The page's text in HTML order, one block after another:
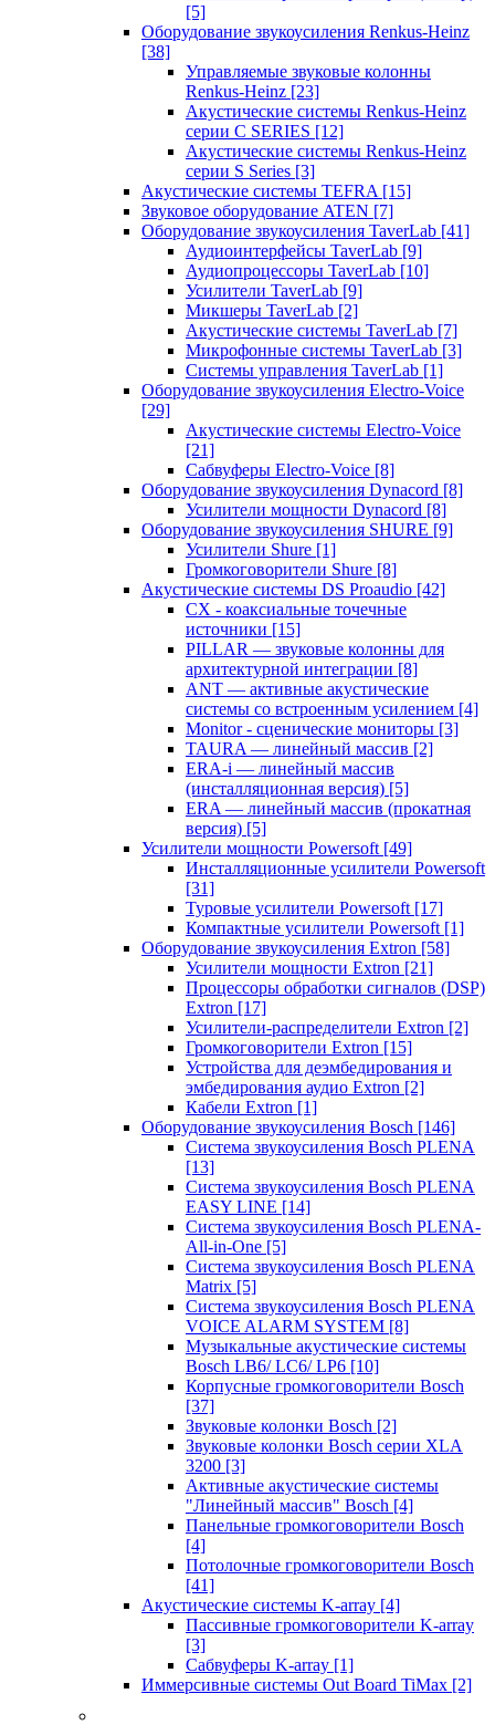
[5]
Оборудование звукоусиления Renkus-Heinz
[38]
Управляемые звуковые колонны
Renkus-Heinz [23]
Акустические системы Renkus-Heinz
серии C SERIES [12]
Акустические системы Renkus-Heinz
серии S Series [3]
Акустические системы TEFRA [15]
Звуковое оборудование ATEN [7]
Оборудование звукоусиления TaverLab [41]
Аудиоинтерфейсы TaverLab [9]
Аудиопроцессоры TaverLab [10]
Усилители TaverLab [9]
Микшеры TaverLab [2]
Акустические системы TaverLab [7]
Микрофонные системы TaverLab [3]
Системы управления TaverLab [1]
Оборудование звукоусиления Electro-Voice
[29]
Акустические системы Electro-Voice
[21]
Сабвуферы Electro-Voice [8]
Оборудование звукоусиления Dynacord [8]
Усилители мощности Dynacord [8]
Оборудование звукоусиления SHURE [9]
Усилители Shure [1]
Громкоговорители Shure [8]
Акустические системы DS Proaudio [42]
CX - коаксиальные точечные
источники [15]
PILLAR — звуковые колонны для
архитектурной интеграции [8]
ANT — активные акустические
системы со встроенным усилением [4]
Monitor - сценические мониторы [3]
TAURA — линейный массив [2]
ERA-i — линейный массив
(инсталляционная версия) [5]
ERA — линейный массив (прокатная
версия) [5]
Усилители мощности Powersoft [49]
Инсталляционные усилители Powersoft
[31]
Туровые усилители Powersoft [17]
Компактные усилители Powersoft [1]
Оборудование звукоусиления Extron [58]
Усилители мощности Extron [21]
Процессоры обработки сигналов (DSP)
Extron [17]
Усилители-распределители Extron [2]
Громкоговорители Extron [15]
Устройства для деэмбедирования и
эмбедирования аудио Extron [2]
Кабели Extron [1]
Оборудование звукоусиления Bosch [146]
Система звукоусиления Bosch PLENA
[13]
Система звукоусиления Bosch PLENA
EASY LINE [14]
Система звукоусиления Bosch PLENA-
All-in-One [5]
Система звукоусиления Bosch PLENA
Matrix [5]
Система звукоусиления Bosch PLENA
VOICE ALARM SYSTEM [8]
Музыкальные акустические системы
Bosch LB6/ LC6/ LP6 [10]
Корпусные громкоговорители Bosch
[37]
Звуковые колонки Bosch [2]
Звуковые колонки Bosch серии XLA
3200 [3]
Активные акустические системы
"Линейный массив" Bosch [4]
Панельные громкоговорители Bosch
[4]
Потолочные громкоговорители Bosch
[41]
Акустические системы K-array [4]
Пассивные громкоговорители K-array
[3]
Сабвуферы K-array [1]
Иммерсивные системы Out Board TiMax [2]